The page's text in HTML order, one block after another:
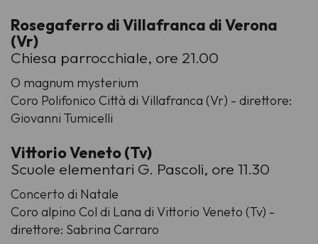
Rosegaferro di Villafranca di Verona
(Vr)
Chiesa parrocchiale, ore 21.00
O magnum mysterium
Coro Polifonico Città di Villafranca (Vr) - direttore:
Giovanni Tumicelli
Vittorio Veneto (Tv)
Scuole elementari G. Pascoli, ore 11.30
Concerto di Natale
Coro alpino Col di Lana di Vittorio Veneto (Tv) -
direttore: Sabrina Carraro